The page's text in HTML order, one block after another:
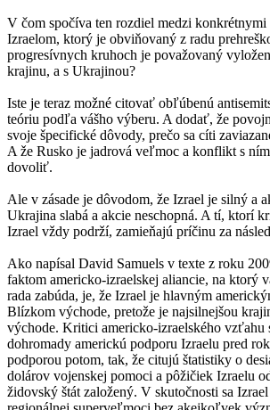
V čom spočíva ten rozdiel medzi
Izraelom, ktorý je obviňovaný z radu
progresívnych kruhoch je považovaný
krajinu, a s Ukrajinou?
Iste je teraz možné citovať obľúbenú
teóriu podľa vášho výberu. A dodať, že
svoje špecifické dôvody, prečo sa cíti
A že Rusko je jadrová veľmoc a konflikt s
dovoliť.
Ale v zásade je dôvodom, že Izrael je silný a
Ukrajina slabá a akcie neschopná. A tí, ktorí
Izrael vždy podrží, zamieňajú príčinu za
Ako napísal David Samuels v texte z roku
faktom americko-izraelskej aliancie, na ktorý
rada zabúda, je, že Izrael je hlavným
Blízkom východe, pretože je najsilnejšou
východe. Kritici americko-izraelského vzťahu
dohromady americkú podporu Izraelu pred
podporou potom, tak, že citujú štatistiky o
dolárov vojenskej pomoci a pôžičiek Izraelu
židovský štát založený. V skutočnosti sa